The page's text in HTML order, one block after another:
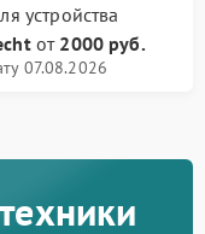
устройства
от 2000 руб.
07.08.2026